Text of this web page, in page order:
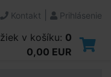
Kontakt Prihlásenie
v košíku: 0
0,00 EUR